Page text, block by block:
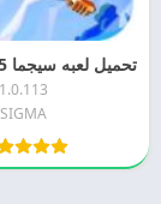
1.0.113
SIGMA